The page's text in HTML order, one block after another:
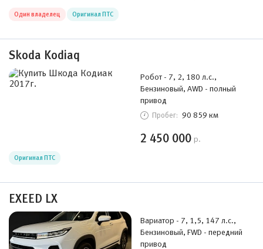
Один владелец Оригинал ПТС
Skoda Kodiaq
Робот - 7, 2, 180 л.с.,
Бензиновый, AWD - полный
привод
Пробег: 90 859 км
2 450 000 р.
Оригинал ПТС
EXEED LX
Вариатор - 7, 1,5, 147 л.с.,
Бензиновый, FWD - передний
привод